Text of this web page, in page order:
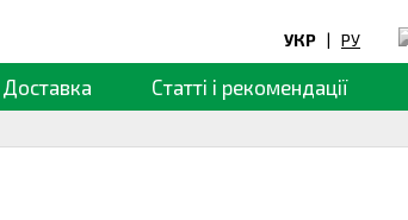
УКР | РУ
Доставка Статті і рекомендації